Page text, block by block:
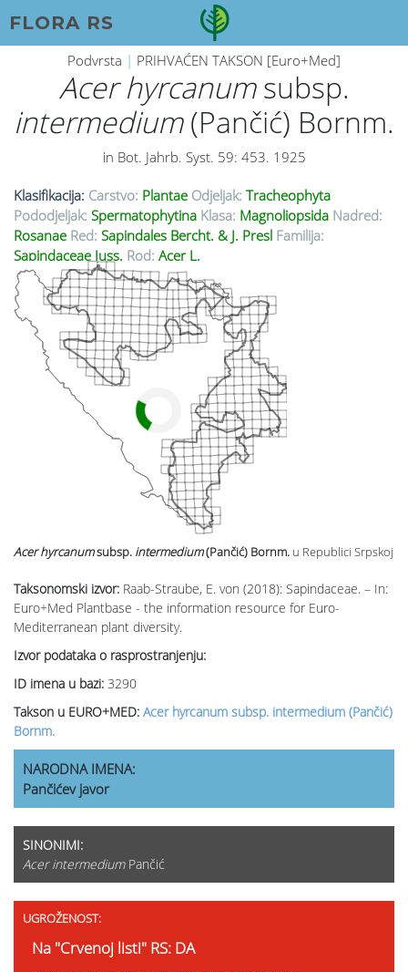
FLORA RS
Podvrsta | PRIHVAĆEN TAKSON [Euro+Med]
Acer hyrcanumsubsp.
intermedium(Pančić) Bornm.
in Bot. Jahrb. Syst. 59: 453. 1925
Klasifikacija: Carstvo: Plantae Odjeljak: Tracheophyta
Pododjeljak: Spermatophytina Klasa: Magnoliopsida Nadred:
Rosanae Red: Sapindales Bercht. & J. Presl Familija:
Sapindaceae Juss. Rod: Acer L.
Taksonomski izvor: Raab-Straube, E. von (2018): Sapindaceae. – In:
Euro+Med Plantbase - the information resource for Euro-
Mediterranean plant diversity.
Izvor podataka o rasprostranjenju:
ID imena u bazi: 3290
Takson u EURO+MED: Acer hyrcanum subsp. intermedium (Pančić)
Bornm.
Acer hyrcanumsubsp. intermedium(Pančić) Bornm. u Republici Srpskoj
NARODNA IMENA:
Pančićev javor
SINONIMI:
Acer intermediumPančić
UGROŽENOST:
Na "Crvenoj listi" RS: DA